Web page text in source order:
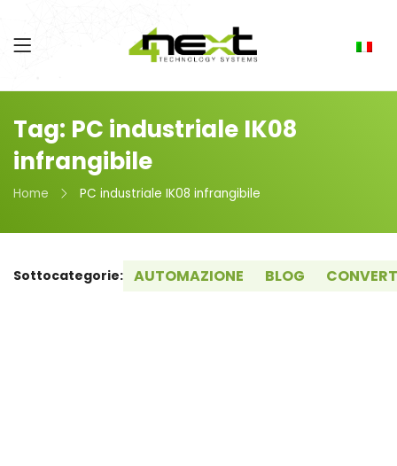
Tag: PC industriale IK08
infrangibile
Home PC industriale IK08 infrangibile
Sottocategorie: AUTOMAZIONE BLOG